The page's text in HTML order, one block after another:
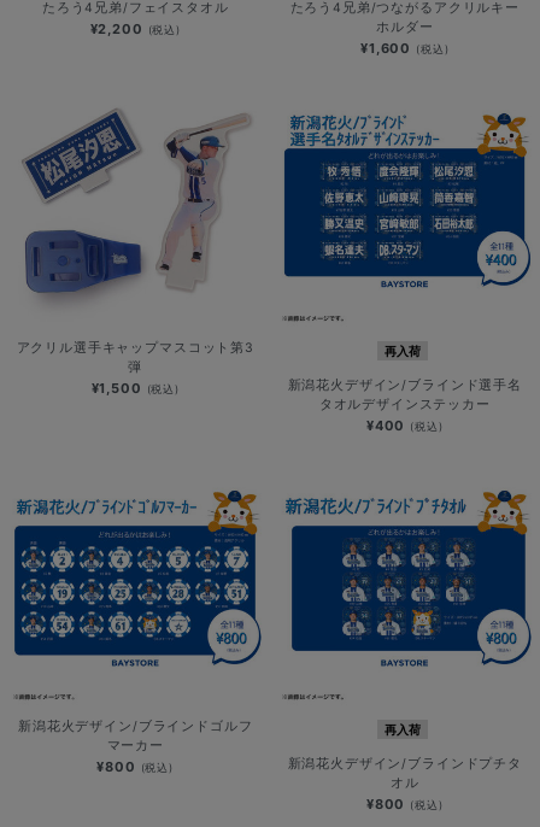
たろう4兄弟/フェイスタオル
¥2,200 (税込)
たろう4兄弟/つながるアクリルキー
ホルダー
¥1,600 (税込)
アクリル選手キャップマスコット第3
弾
¥1,500 (税込)
再入荷
新潟花火デザイン/ブラインド選手名
タオルデザインステッカー
¥400 (税込)
新潟花火デザイン/ブラインドゴルフ
マーカー
¥800 (税込)
再入荷
新潟花火デザイン/ブラインドプチタ
オル
¥800 (税込)